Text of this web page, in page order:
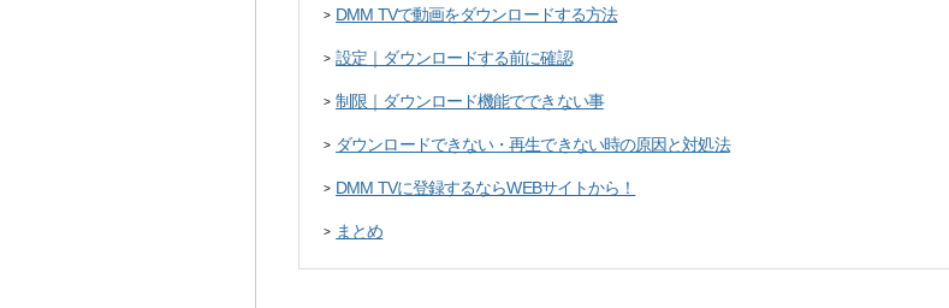
> DMM TVで動画をダウンロードする方法
> 設定｜ダウンロードする前に確認
> 制限｜ダウンロード機能でできない事
> ダウンロードできない・再生できない時の原因と対処法
> DMM TVに登録するならWEBサイトから！
> まとめ